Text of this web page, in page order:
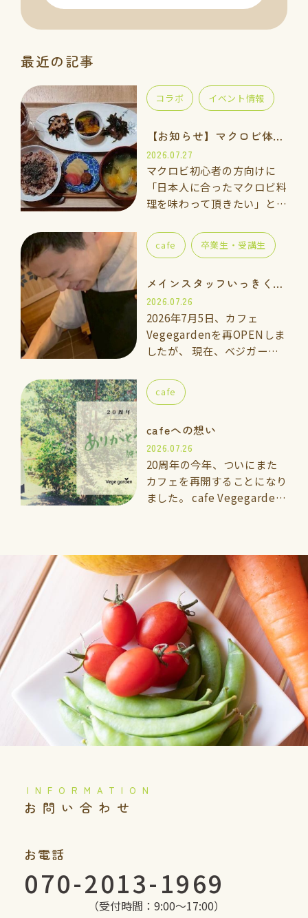
最近の記事
【お知らせ】マクロビ体験会のご案内
2026.07.27
マクロビ初心者の方向けに
「日本人に合ったマクロビ料
理を味わって頂きたい」と思
た。 一緒に手を動かしなが
ら「玄米ご飯、ごま塩、重ね
てみませんか…
コラボ イベント情報
メインスタッフいっきくんのご紹介
2026.07.26
2026年7月5日、カフェ
Vegegardenを再OPENしま
したが、 現在、ベジガーデ
ている「いっきくん」にカフ
ェのメインスタッフとしてお
cafe 卒業生・受講生
cafeへの想い
2026.07.26
20周年の今年、ついにまた
カフェを再開することになり
ました。 cafe Vegegarden
cafe
️お問い合わせ
お電話
070-2013-1969
（受付時間：9:00〜17:00）